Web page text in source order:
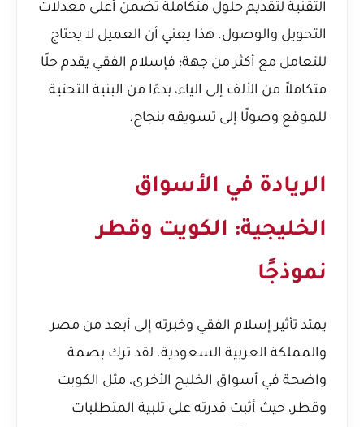
التقنية لتقديم حلول متكاملة تضمن أعلى معدلات
التحويل والوصول. هذا يعني أن العميل لا يحتاج
للتعامل مع أكثر من جهة؛ فإسلام الفقي يقدم حلًا
متكاملاً من الألف إلى الياء، بدءًا من البنية التحتية
للموقع وصولًا إلى تسويقه بنجاح.
الريادة في الأسواق
الخليجية: الكويت وقطر
نموذجًا
يمتد تأثير إسلام الفقي وخبرته إلى أبعد من مصر
والمملكة العربية السعودية. لقد ترك بصمة
واضحة في أسواق الخليج الأخرى، مثل الكويت
وقطر، حيث أثبت قدرته على تلبية المتطلبات